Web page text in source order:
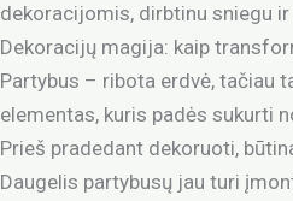
dekoracijomis, dirbtinu sniegu
Dekoracijų magija: kaip
Partybus – ribota erdvė, tačiau
elementas, kuris padės sukurti
Prieš pradedant dekoruoti,
Daugelis partybusų jau turi